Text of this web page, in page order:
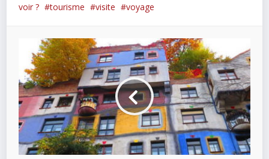
voir ?
tourisme visite voyage